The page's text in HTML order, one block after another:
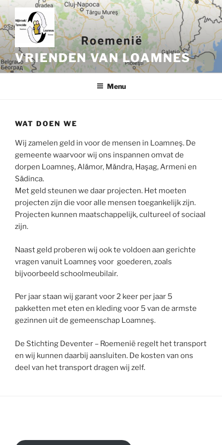
Ga
naar
de
inhoud
VRIENDEN VAN LOAMNES
Menu
WAT DOEN WE
Wij zamelen geld in voor de mensen in Loamneş. De
gemeente waarvoor wij ons inspannen omvat de
dorpen Loamneş, Alǎmor, Mǎndra, Haşag, Armeni en
Sǎdinca.
Met geld steunen we daar projecten. Het moeten
projecten zijn die voor alle mensen toegankelijk zijn.
Projecten kunnen maatschappelijk, cultureel of sociaal
zijn.
Naast geld proberen wij ook te voldoen aan gerichte
vragen vanuit Loamneş voor goederen, zoals
bijvoorbeeld schoolmeubilair.
Per jaar staan wij garant voor 2 keer per jaar 5
pakketten met eten en kleding voor 5 van de armste
gezinnen uit de gemeenschap Loamneş.
De Stichting Deventer – Roemenië regelt het transport
en wij kunnen daarbij aansluiten. De kosten van ons
deel van het transport dragen wij zelf.